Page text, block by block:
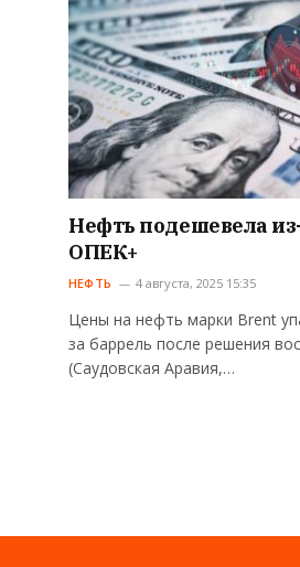
Нефть подешевела
ОПЕК+
НЕФТЬ 4 августа, 2025 15:35
Цены на нефть марки Brent
за баррель после решения
(Саудовская Аравия,…